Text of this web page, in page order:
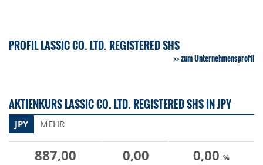
PROFIL LASSIC CO. LTD. REGISTERED SHS
zum Unternehmensprofil
AKTIENKURS LASSIC CO. LTD. REGISTERED SHS IN JPY
JPY MEHR
887,00 0,00 0,00 %